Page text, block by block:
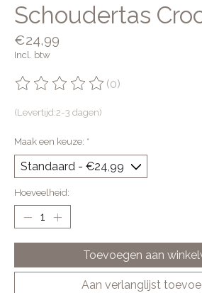
Schoudertas
€24,99
Incl. btw
De beoordeling van dit product is
(0)
(Levertijd:2-3 dagen)
Maak een keuze: *
Hoeveelheid:
Toevoegen aan
Aan verlanglijst